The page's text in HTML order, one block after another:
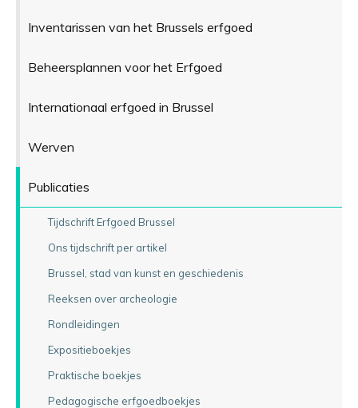
Inventarissen van het Brussels erfgoed
Beheersplannen voor het Erfgoed
Internationaal erfgoed in Brussel
Werven
Publicaties
Tijdschrift Erfgoed Brussel
Ons tijdschrift per artikel
Brussel, stad van kunst en geschiedenis
Reeksen over archeologie
Rondleidingen
Expositieboekjes
Praktische boekjes
Pedagogische erfgoedboekjes